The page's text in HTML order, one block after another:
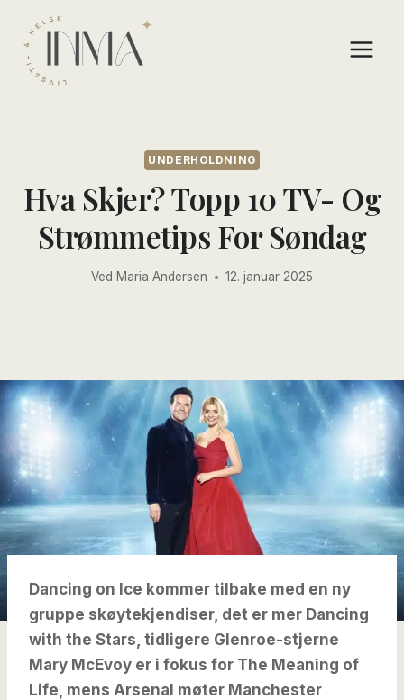
content
UNDERHOLDNING
Hva Skjer? Topp 10 TV- Og
Strømmetips For Søndag
Ved Maria Andersen 12. januar 2025
Dancing on Ice kommer tilbake med en ny
gruppe skøytekjendiser, det er mer Dancing
with the Stars, tidligere Glenroe-stjerne
Mary McEvoy er i fokus for The Meaning of
Life, mens Arsenal møter Manchester